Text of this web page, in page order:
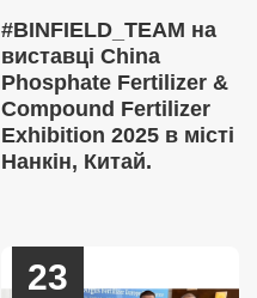
#BINFIELD_TEAM на
виставці China
Phosphate Fertilizer &
Compound Fertilizer
Exhibition 2025 в місті
Нанкін, Китай.
23